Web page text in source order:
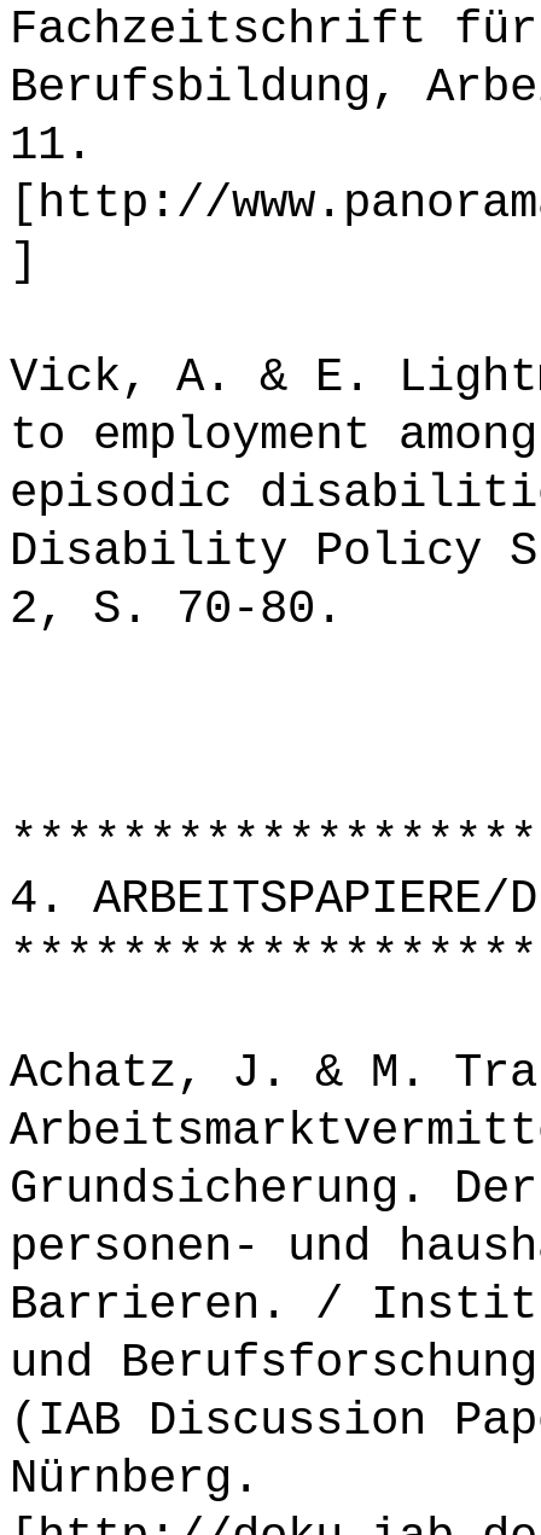
Fachzeitschrift für
Berufsbildung,
11.
[http://
]
Vick, A. & E.
to employment
episodic
Disability Policy
2, S. 70-80.
4. ARBEITSPAPIERE/
Achatz, J. & M.
Grundsicherung.
personen- und
Barrieren. /
und
(IAB Discussion
Nürnberg.